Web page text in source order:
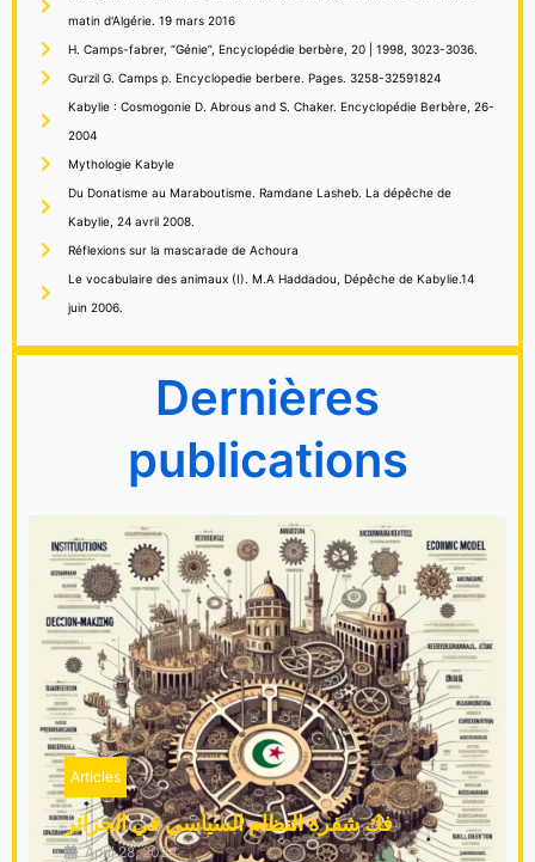
matin d'Algérie. 19 mars 2016
H. Camps-fabrer, “Génie”, Encyclopédie berbère, 20 | 1998, 3023-3036.
Gurzil G. Camps p. Encyclopedie berbere. Pages. 3258-32591824
Kabylie : Cosmogonie D. Abrous and S. Chaker. Encyclopédie Berbère, 26-
2004
Mythologie Kabyle
Du Donatisme au Maraboutisme. Ramdane Lasheb. La dépêche de
Kabylie, 24 avril 2008.
Réflexions sur la mascarade de Achoura
Le vocabulaire des animaux (I). M.A Haddadou, Dépêche de Kabylie.14
juin 2006.
Dernières
publications
Articles
فك شفرة النظام السياسي في الجزائر
April 28, 2024